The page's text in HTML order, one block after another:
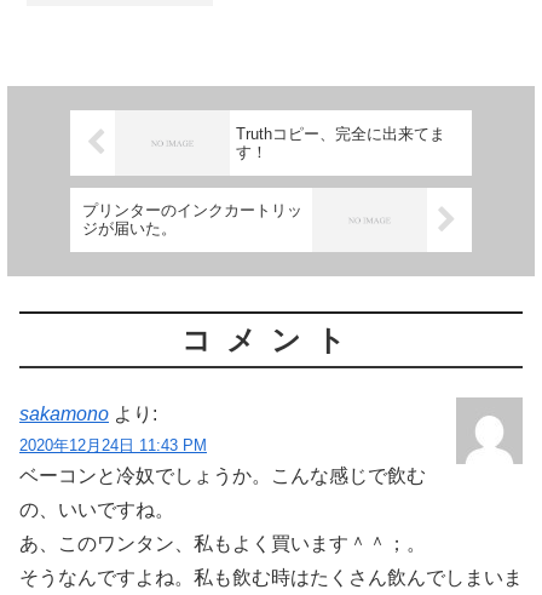
Truthコピー、完全に出来てま
す！
プリンターのインクカートリッ
ジが届いた。
コメント
sakamono より:
2020年12月24日 11:43 PM
ベーコンと冷奴でしょうか。こんな感じで飲む
の、いいですね。
あ、このワンタン、私もよく買います＾＾；。
そうなんですよね。私も飲む時はたくさん飲んでしまいま